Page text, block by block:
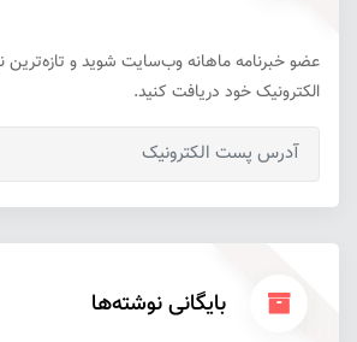
عضو خبرنامه ماهانه وب‌سایت شوید و تازه‌ترین
الکترونیک خود دریافت کنید.
بایگانی نوشته‌ها